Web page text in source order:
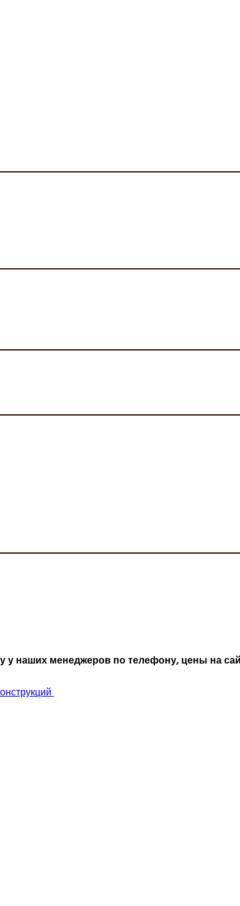
наших менеджеров по телефону, цены на